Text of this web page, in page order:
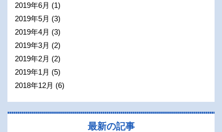
2019年6月 (1)
2019年5月 (3)
2019年4月 (3)
2019年3月 (2)
2019年2月 (2)
2019年1月 (5)
2018年12月 (6)
最新の記事